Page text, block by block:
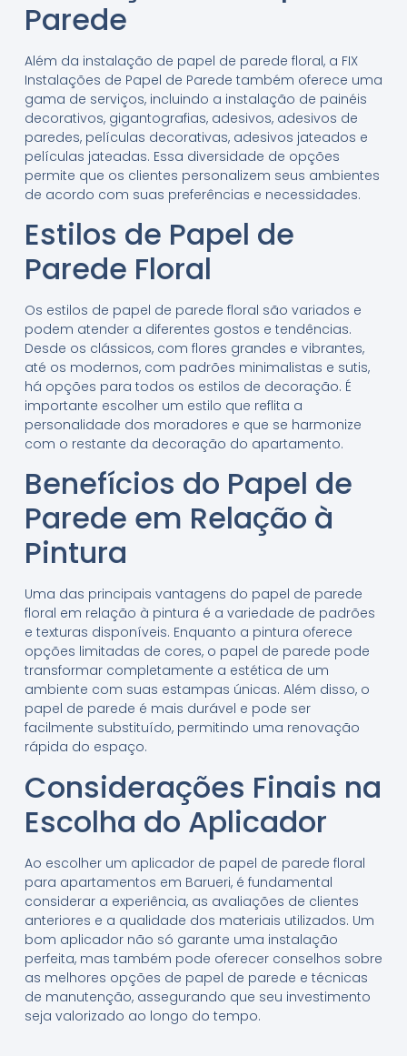
Parede
Além da instalação de papel de parede floral, a FIX
Instalações de Papel de Parede também oferece uma
gama de serviços, incluindo a instalação de painéis
decorativos, gigantografias, adesivos, adesivos de
paredes, películas decorativas, adesivos jateados e
películas jateadas. Essa diversidade de opções
permite que os clientes personalizem seus ambientes
de acordo com suas preferências e necessidades.
Estilos de Papel de
Parede Floral
Os estilos de papel de parede floral são variados e
podem atender a diferentes gostos e tendências.
Desde os clássicos, com flores grandes e vibrantes,
até os modernos, com padrões minimalistas e sutis,
há opções para todos os estilos de decoração. É
importante escolher um estilo que reflita a
personalidade dos moradores e que se harmonize
com o restante da decoração do apartamento.
Benefícios do Papel de
Parede em Relação à
Pintura
Uma das principais vantagens do papel de parede
floral em relação à pintura é a variedade de padrões
e texturas disponíveis. Enquanto a pintura oferece
opções limitadas de cores, o papel de parede pode
transformar completamente a estética de um
ambiente com suas estampas únicas. Além disso, o
papel de parede é mais durável e pode ser
facilmente substituído, permitindo uma renovação
rápida do espaço.
Considerações Finais na
Escolha do Aplicador
Ao escolher um aplicador de papel de parede floral
para apartamentos em Barueri, é fundamental
considerar a experiência, as avaliações de clientes
anteriores e a qualidade dos materiais utilizados. Um
bom aplicador não só garante uma instalação
perfeita, mas também pode oferecer conselhos sobre
as melhores opções de papel de parede e técnicas
de manutenção, assegurando que seu investimento
seja valorizado ao longo do tempo.